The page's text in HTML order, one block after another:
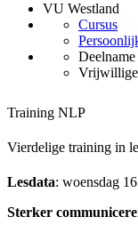
VU Westland
Cursus
Deelname
Training NLP
Vierdelige training in
Lesdata: woensdag
Sterker